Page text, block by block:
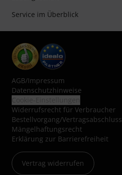
Service im Überblick
AGB/Impressum
Datenschutzhinweise
Widerrufsrecht für Verbraucher
Bestellvorgang/Vertragsabschluss
Mängelhaftungsrecht
Erklärung zur Barrierefreiheit
Vertrag widerrufen